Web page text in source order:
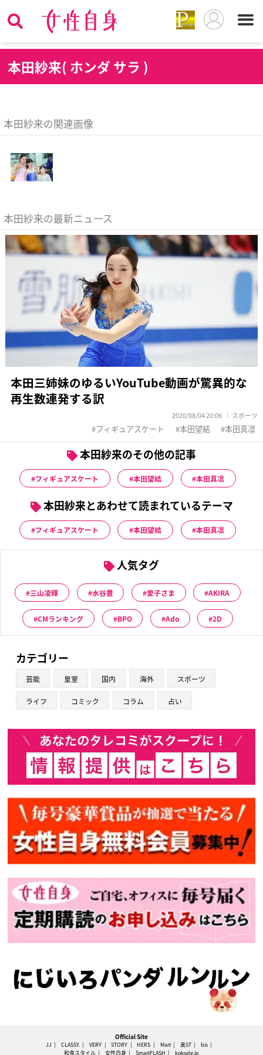
本田紗来( ホンダ サラ )
本田紗来の関連画像
本田紗来の最新ニュース
本田三姉妹のゆるいYouTube動画が驚異的な
再生数連発する訳
2020/08/04 20:06 スポーツ
フィギュアスケート 本田望結 本田真凛
本田紗来のその他の記事
フィギュアスケート 本田望結 本田真凛
本田紗来とあわせて読まれているテーマ
フィギュアスケート 本田望結 本田真凛
人気タグ
三山凌輝 水谷豊 愛子さま AKIRA
CMランキング BPO Ado 2D
カテゴリー
芸能 皇室 国内 海外 スポーツ
ライフ コミック コラム 占い
Official Site
JJ CLASSY. VERY STORY HERS Mart 美ST
bis
和食スタイル
女性自身 SmartFLASH kokode.jp